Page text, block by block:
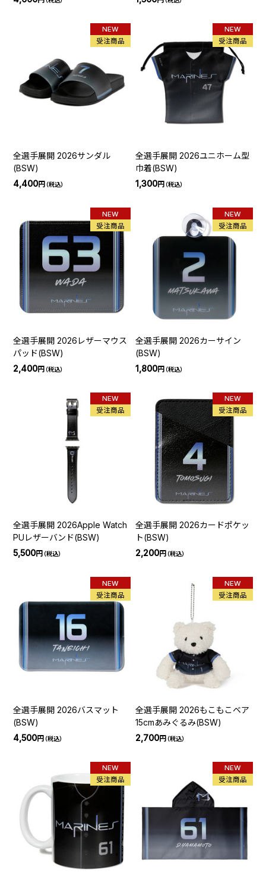
NEW
受注商品
全選手展開 2026サンダル
(BSW)
4,400円（税込）
NEW
受注商品
全選手展開 2026ユニホーム型
巾着(BSW)
1,300円（税込）
NEW
受注商品
全選手展開 2026レザーマウス
パッド(BSW)
2,400円（税込）
NEW
受注商品
全選手展開 2026カーサイン
(BSW)
1,800円（税込）
NEW
受注商品
全選手展開 2026Apple Watch
PUレザーバンド(BSW)
5,500円（税込）
NEW
受注商品
全選手展開 2026カードポケッ
ト(BSW)
2,200円（税込）
NEW
受注商品
全選手展開 2026バスマット
(BSW)
4,500円（税込）
NEW
受注商品
全選手展開 2026もこもこベア
15cmあみぐるみ(BSW)
2,700円（税込）
NEW
受注商品
NEW
受注商品